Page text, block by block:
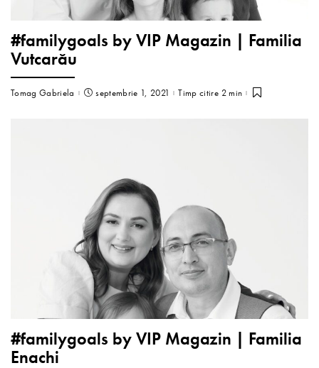
#familygoals by VIP Magazin | Familia
Vutcarău
Tomag Gabriela septembrie 1, 2021 Timp citire 2 min
#familygoals by VIP Magazin | Familia
Enachi